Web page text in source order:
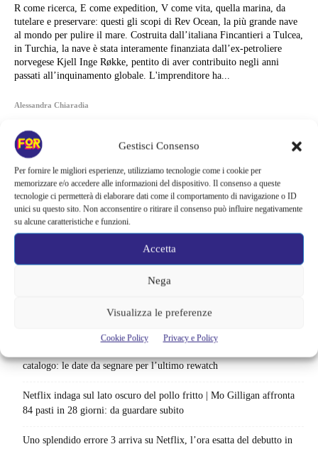
Gestisci Consenso
Per fornire le migliori esperienze, utilizziamo tecnologie come i cookie per
memorizzare e/o accedere alle informazioni del dispositivo. Il consenso a queste
tecnologie ci permetterà di elaborare dati come il comportamento di navigazione o ID
unici su questo sito. Non acconsentire o ritirare il consenso può influire negativamente
su alcune caratteristiche e funzioni.
Accetta
Nega
Visualizza le preferenze
Cookie Policy Privacy e Policy
R come ricerca, E come expedition, V come vita, quella marina, da
tutelare e preservare: questi gli scopi di Rev Ocean, la più grande nave
al mondo per pulire il mare. Costruita dall’italiana Fincantieri a Tulcea,
in Turchia, la nave è stata interamente finanziata dall’ex-petroliere
norvegese Kjell Inge Røkke, pentito di aver contribuito negli anni
passati all’inquinamento globale. L'imprenditore ha...
Alessandra Chiaradia
catalogo: le date da segnare per l’ultimo rewatch
Netflix indaga sul lato oscuro del pollo fritto | Mo Gilligan affronta
84 pasti in 28 giorni: da guardare subito
Uno splendido errore 3 arriva su Netflix, l’ora esatta del debutto in